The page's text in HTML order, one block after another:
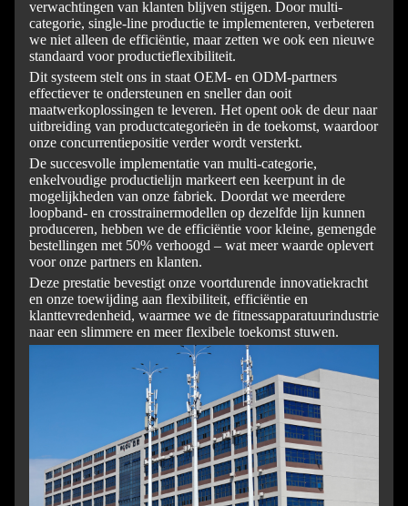
verwachtingen van klanten blijven stijgen. Door multi-
categorie, single-line productie te implementeren, verbeteren
we niet alleen de efficiëntie, maar zetten we ook een nieuwe
standaard voor productieflexibiliteit.
Dit systeem stelt ons in staat OEM- en ODM-partners
effectiever te ondersteunen en sneller dan ooit
maatwerkoplossingen te leveren. Het opent ook de deur naar
uitbreiding van productcategorieën in de toekomst, waardoor
onze concurrentiepositie verder wordt versterkt.
De succesvolle implementatie van multi-categorie,
enkelvoudige productielijn markeert een keerpunt in de
mogelijkheden van onze fabriek. Doordat we meerdere
loopband- en crosstrainermodellen op dezelfde lijn kunnen
produceren, hebben we de efficiëntie voor kleine, gemengde
bestellingen met 50% verhoogd – wat meer waarde oplevert
voor onze partners en klanten.
Deze prestatie bevestigt onze voortdurende innovatiekracht
en onze toewijding aan flexibiliteit, efficiëntie en
klanttevredenheid, waarmee we de fitnessapparatuurindustrie
naar een slimmere en meer flexibele toekomst stuwen.